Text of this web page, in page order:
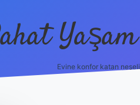
Evine konfor katan